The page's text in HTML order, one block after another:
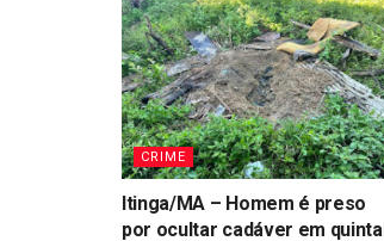
CRIME
Itinga/MA – Homem é preso
por ocultar cadáver em quintal